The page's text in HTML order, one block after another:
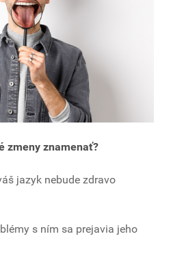
zmeny znamenať?
jazyk nebude zdravo
s ním sa prejavia jeho